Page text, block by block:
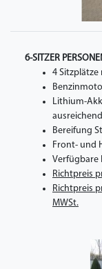
6-SITZER
4 Sitzplätze
Lithium-
Bereifung
Front- und
Verfügbare
Richtpreis
Richtpreis
MWSt.